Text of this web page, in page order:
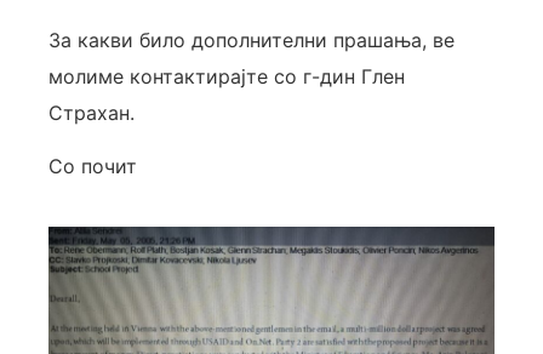
За какви било дополнителни прашања, ве
молиме контактирајте со г-дин Глен
Страхан.
Со почит